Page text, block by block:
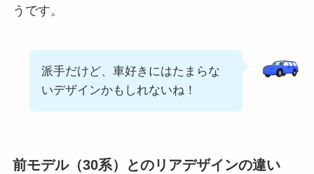
うです。
派手だけど、車好きにはたまらな
いデザインかもしれないね！
前モデル（30系）とのリアデザインの違い